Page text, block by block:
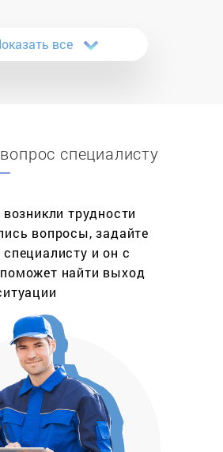
И это нисколько не говорит
ломаются, чем газовые
это не обязательно
включающая полную
и избавление от царапин
и настройка
другое, а в зависимости от
и стоимость данной
центр «МастерБыт»
в любых районах Москвы
выходные и праздники, а
выехать на дом в день
на ремонт варочных
до 1 года.
чтобы заказать ремонт
на своей территории?
все
специалисту
трудности
вопросы, задайте
и он с
найти выход